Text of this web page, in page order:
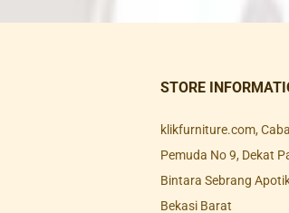
STORE
klikfurniture.com,
Pemuda No 9, Dekat
Bintara Sebrang
Bekasi Barat